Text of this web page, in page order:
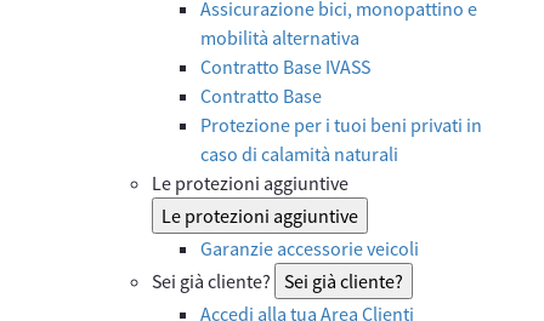
Assicurazione bici, monopattino e
mobilità alternativa
Contratto Base IVASS
Contratto Base
Protezione per i tuoi beni privati in
caso di calamità naturali
Le protezioni aggiuntive
Le protezioni aggiuntive
Garanzie accessorie veicoli
Sei già cliente? Sei già cliente?
Accedi alla tua Area Clienti